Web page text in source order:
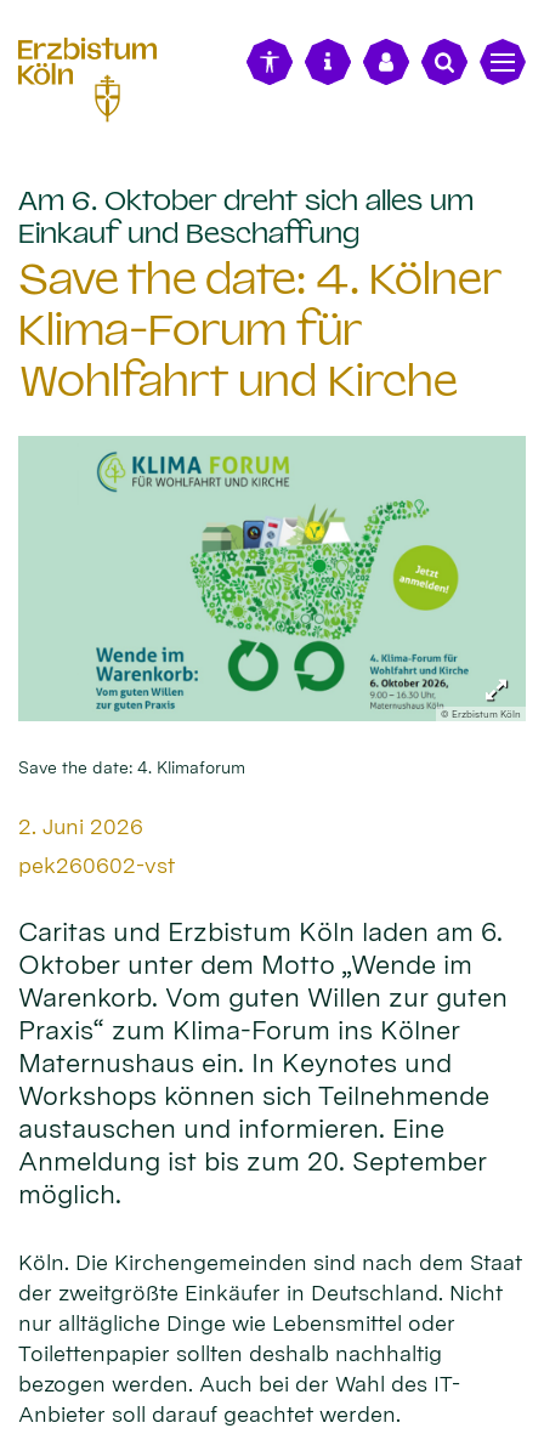
Am 6. Oktober dreht sich alles um
Einkauf und Beschaffung
Save the date: 4. Kölner
Klima-Forum für
Wohlfahrt und Kirche
© Erzbistum Köln
Save the date: 4. Klimaforum
Datum:
2. Juni 2026
Von:
pek260602-vst
Caritas und Erzbistum Köln laden am 6.
Oktober unter dem Motto „Wende im
Warenkorb. Vom guten Willen zur guten
Praxis“ zum Klima-Forum ins Kölner
Maternushaus ein. In Keynotes und
Workshops können sich Teilnehmende
austauschen und informieren. Eine
Anmeldung ist bis zum 20. September
möglich.
Köln. Die Kirchengemeinden sind nach dem Staat
der zweitgrößte Einkäufer in Deutschland. Nicht
nur alltägliche Dinge wie Lebensmittel oder
Toilettenpapier sollten deshalb nachhaltig
bezogen werden. Auch bei der Wahl des IT-
Anbieter soll darauf geachtet werden.